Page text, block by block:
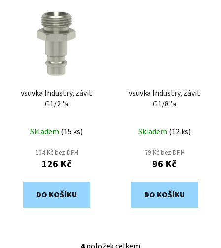
vsuvka Industry, závit
G1/2"a
Skladem (15 ks)
104 Kč bez DPH
126 Kč
DO KOŠÍKU
vsuvka Industry, závit
G1/8"a
Skladem (12 ks)
79 Kč bez DPH
96 Kč
DO KOŠÍKU